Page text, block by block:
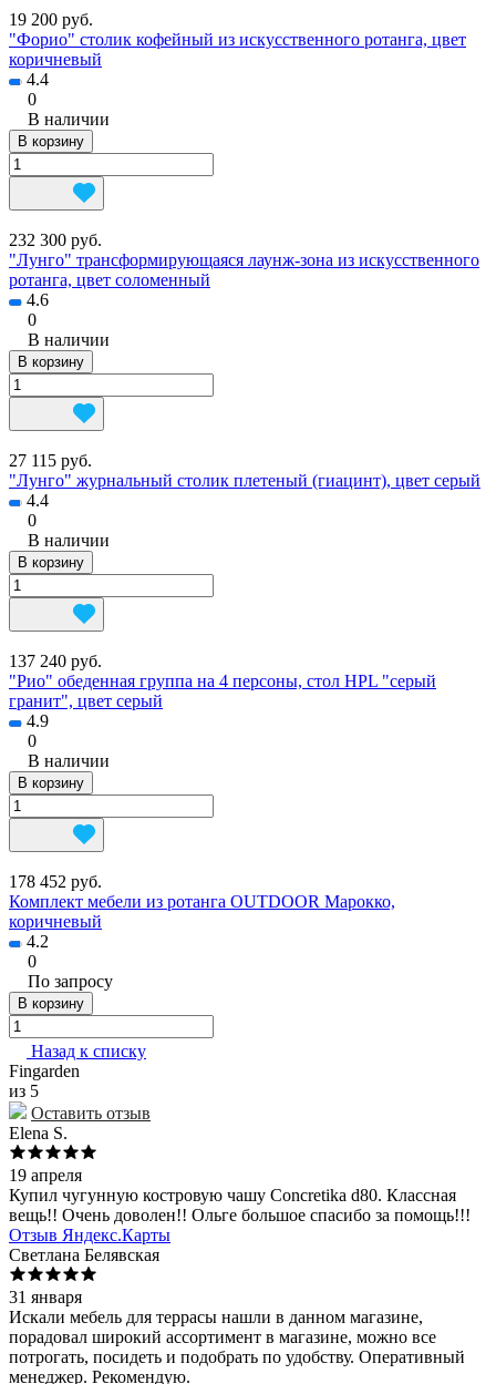
19 200 руб.
"Форио" столик кофейный из искусственного ротанга, цвет
коричневый
4.4
0
В наличии
В корзину
232 300 руб.
"Лунго" трансформирующаяся лаунж-зона из искусственного
ротанга, цвет соломенный
4.6
0
В наличии
В корзину
27 115 руб.
"Лунго" журнальный столик плетеный (гиацинт), цвет серый
4.4
0
В наличии
В корзину
137 240 руб.
"Рио" обеденная группа на 4 персоны, стол HPL "серый
гранит", цвет серый
4.9
0
В наличии
В корзину
178 452 руб.
Комплект мебели из ротанга OUTDOOR Марокко,
коричневый
4.2
0
По запросу
В корзину
Назад к списку
Fingarden
из 5
Оставить отзыв
Elena S.
19 апреля
Купил чугунную костровую чашу Concretika d80. Классная
вещь!! Очень доволен!! Ольге большое спасибо за помощь!!!
Отзыв Яндекс.Карты
Светлана Белявская
31 января
Искали мебель для террасы нашли в данном магазине,
порадовал широкий ассортимент в магазине, можно все
потрогать, посидеть и подобрать по удобству. Оперативный
менеджер. Рекомендую.